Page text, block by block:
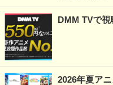
DMM TVで視
2026年夏ア